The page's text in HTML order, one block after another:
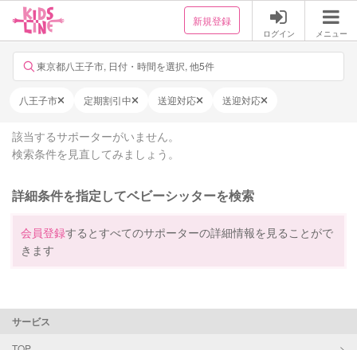
新規登録
ログイン メニュー
東京都八王子市, 日付・時間を選択, 他5件
八王子市 定期割引中 送迎対応 送迎対応
該当するサポーターがいません。
検索条件を見直してみましょう。
詳細条件を指定してベビーシッターを検索
会員登録するとすべてのサポーターの詳細情報を見ることがで
きます
サービス